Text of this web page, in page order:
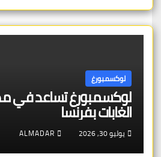
لوكسمبورغ
لوكسمبورغ تساعد في
الغابات بفرنسا
يوليو 30, 2026 ALMADAR